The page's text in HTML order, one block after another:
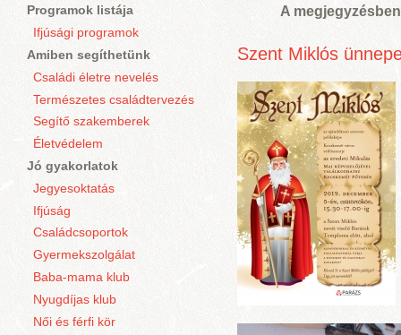
Programok listája
Ifjúsági programok
Amiben segíthetünk
Családi életre nevelés
Természetes családtervezés
Segítő szakemberek
Életvédelem
Jó gyakorlatok
Jegyesoktatás
Ifjúság
Családcsoportok
Gyermekszolgálat
Baba-mama klub
Nyugdíjas klub
Női és férfi kör
A
Szent Miklós
Oldalak